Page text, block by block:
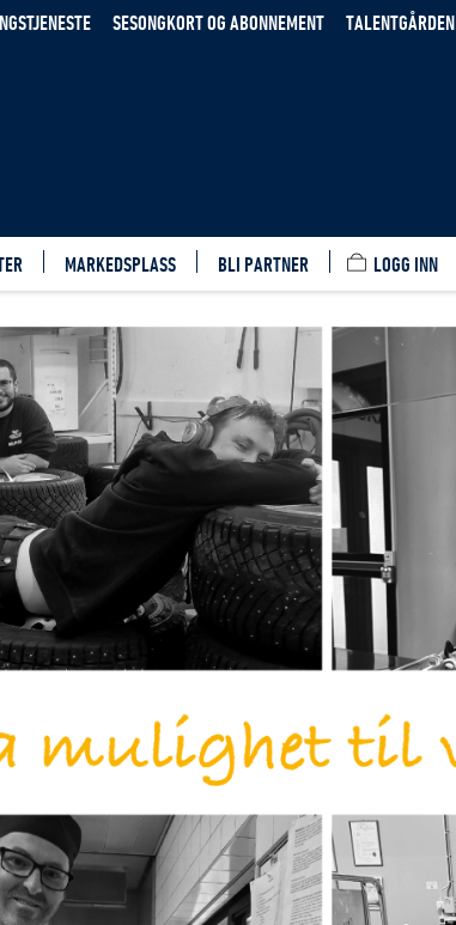
SESONGKORT OG ABONNEMENT TALENTGÅRDEN
MARKEDSPLASS BLI PARTNER LOGG INN